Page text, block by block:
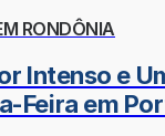
RONDÔNIA
Intenso e
Feira em